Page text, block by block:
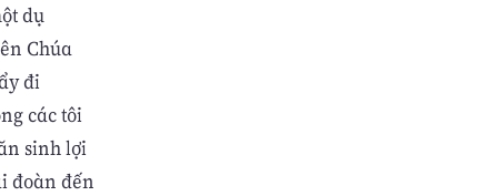
dụ
Chúa
đi
các tôi
sinh lợi
đoàn đến